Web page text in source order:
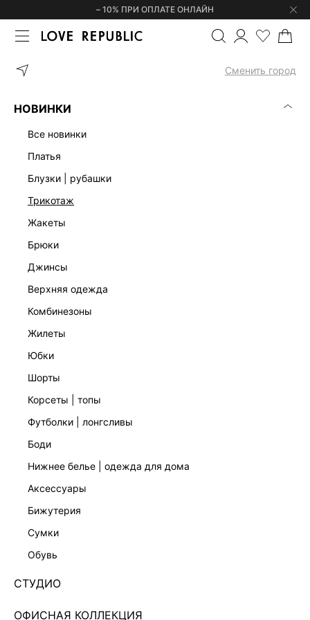
– 10% ПРИ ОПЛАТЕ ОНЛАЙН
Сменить город
НОВИНКИ
все новинки
платья
блузки | рубашки
трикотаж
жакеты
брюки
джинсы
верхняя одежда
комбинезоны
жилеты
юбки
шорты
корсеты | топы
футболки | лонгсливы
боди
нижнее белье | одежда для дома
аксессуары
бижутерия
сумки
обувь
СТУДИО
ОФИСНАЯ КОЛЛЕКЦИЯ
ГЛАВНАЯ ПЛАТЬЕ МИНИ С ВИСКОЗОЙ
7 999 ₽
ЦВЕТ:КРАСНЫЙ